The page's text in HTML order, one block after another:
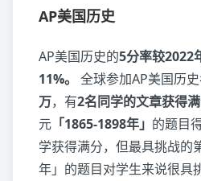
AP美国历史
AP美国历史的5分率较2022
11%。 全球参加AP美国历
万，有2名同学的文章获得满
元 「1865-1898年」 的题目
学获得满分，但最具挑战的
年」的题目对学生来说很具